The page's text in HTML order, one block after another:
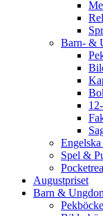
Barn- &
Spel &
Pocketrea
Augustpriset
Barn &